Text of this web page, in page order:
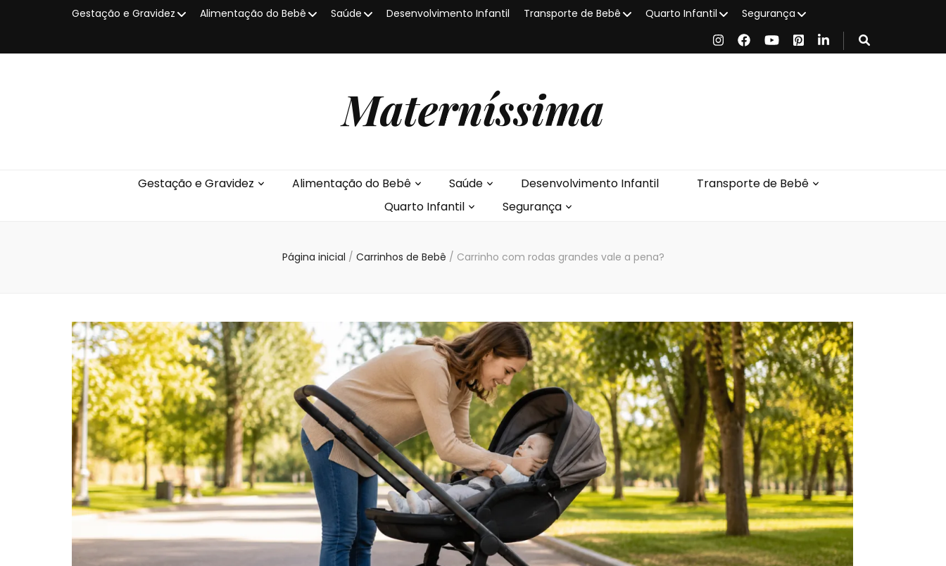
Gestação e Gravidez Alimentação do Bebê Saúde Desenvolvimento Infantil Transporte de Bebê Quarto Infantil Segurança
Materníssima
Gestação e Gravidez Alimentação do Bebê Saúde Desenvolvimento Infantil
Transporte de Bebê
Quarto Infantil
Segurança
Página inicial / Carrinhos de Bebê / Carrinho com rodas grandes vale a pena?